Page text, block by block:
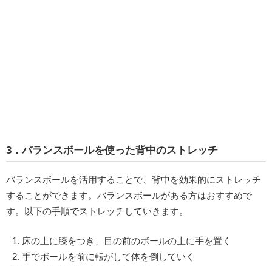
3．バランスボールを使った背中のストレッチ
バランスボールを活用することで、背中を効果的にストレッチ
することができます。バランスボールがある方はおすすめで
す。以下の手順でストレッチしていきます。
床の上に膝をつき、目の前のボールの上に手を置く
手でボールを前に転がして体を倒していく